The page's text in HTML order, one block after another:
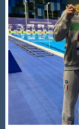
Master
Formazione